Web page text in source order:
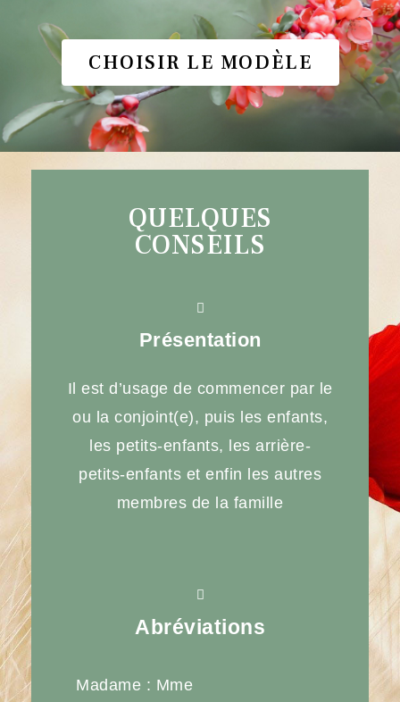
CHOISIR LE MODÈLE
QUELQUES
CONSEILS
Présentation
Il est d’usage de commencer par le
ou la conjoint(e), puis les enfants,
les petits-enfants, les arrière-
petits-enfants et enfin les autres
membres de la famille
Abréviations
Madame : Mme